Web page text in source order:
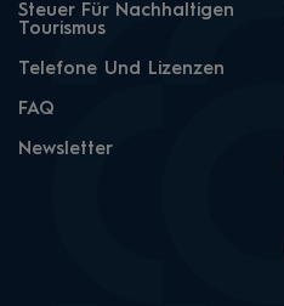
Steuer Für Nachhaltigen
Tourismus
Telefone Und Lizenzen
FAQ
Newsletter